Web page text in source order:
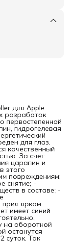
для Apple
разработок
первостепенной
гидрогелевая
для глаз.
качественный
За счет
царапин и
этого
повреждениям;
снятие; -
в составе; -
прия ярком
имеет синий
на оборотной
останутся
суток. Так